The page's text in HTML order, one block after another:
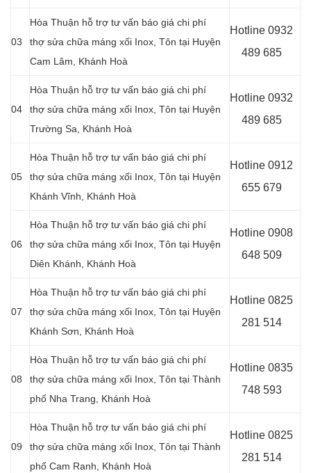
03
Hòa Thuận hỗ trợ tư vấn báo giá chi phí
thợ sửa chữa máng xối Inox, Tôn tại Huyện
Cam Lâm, Khánh Hoà
Hotline 0932
489 685
04
Hòa Thuận hỗ trợ tư vấn báo giá chi phí
thợ sửa chữa máng xối Inox, Tôn tại Huyện
Trường Sa, Khánh Hoà
Hotline 0932
489 685
05
Hòa Thuận hỗ trợ tư vấn báo giá chi phí
thợ sửa chữa máng xối Inox, Tôn tại Huyện
Khánh Vĩnh, Khánh Hoà
Hotline 0912
655 679
06
Hòa Thuận hỗ trợ tư vấn báo giá chi phí
thợ sửa chữa máng xối Inox, Tôn tại Huyện
Diên Khánh, Khánh Hoà
Hotline 0908
648 509
07
Hòa Thuận hỗ trợ tư vấn báo giá chi phí
thợ sửa chữa máng xối Inox, Tôn tại Huyện
Khánh Sơn, Khánh Hoà
Hotline 0825
281 514
08
Hòa Thuận hỗ trợ tư vấn báo giá chi phí
thợ sửa chữa máng xối Inox, Tôn tại Thành
phố Nha Trang, Khánh Hoà
Hotline 0835
748 593
09
Hòa Thuận hỗ trợ tư vấn báo giá chi phí
thợ sửa chữa máng xối Inox, Tôn tại Thành
phố Cam Ranh, Khánh Hoà
Hotline 0825
281 514